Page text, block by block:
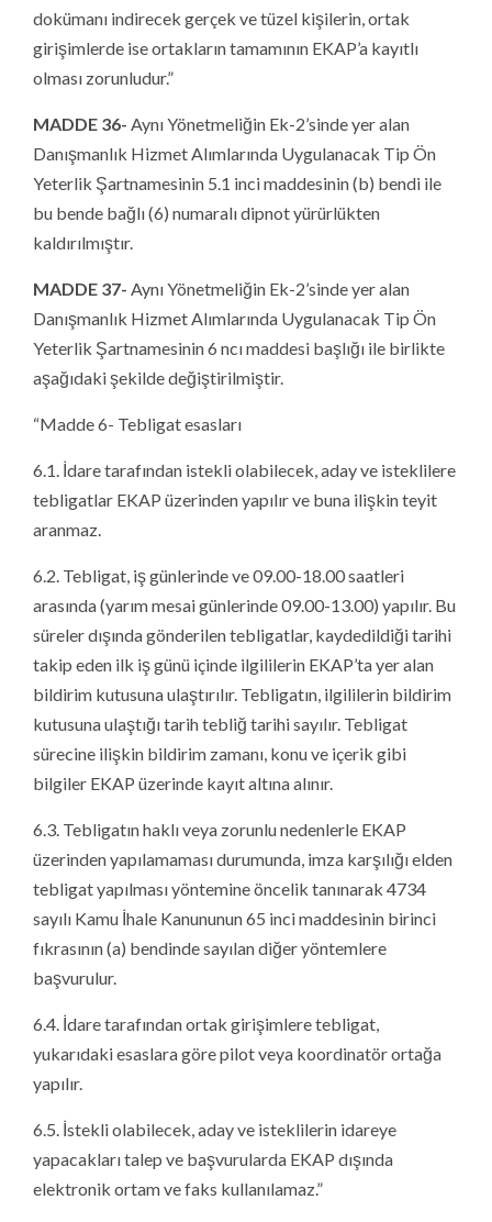
dokümanı indirecek gerçek ve tüzel kişilerin, ortak
girişimlerde ise ortakların tamamının EKAP’a kayıtlı
olması zorunludur.”
MADDE 36- Aynı Yönetmeliğin Ek-2’sinde yer alan
Danışmanlık Hizmet Alımlarında Uygulanacak Tip Ön
Yeterlik Şartnamesinin 5.1 inci maddesinin (b) bendi ile
bu bende bağlı (6) numaralı dipnot yürürlükten
kaldırılmıştır.
MADDE 37- Aynı Yönetmeliğin Ek-2’sinde yer alan
Danışmanlık Hizmet Alımlarında Uygulanacak Tip Ön
Yeterlik Şartnamesinin 6 ncı maddesi başlığı ile birlikte
aşağıdaki şekilde değiştirilmiştir.
“Madde 6- Tebligat esasları
6.1. İdare tarafından istekli olabilecek, aday ve isteklilere
tebligatlar EKAP üzerinden yapılır ve buna ilişkin teyit
aranmaz.
6.2. Tebligat, iş günlerinde ve 09.00-18.00 saatleri
arasında (yarım mesai günlerinde 09.00-13.00) yapılır. Bu
süreler dışında gönderilen tebligatlar, kaydedildiği tarihi
takip eden ilk iş günü içinde ilgililerin EKAP’ta yer alan
bildirim kutusuna ulaştırılır. Tebligatın, ilgililerin bildirim
kutusuna ulaştığı tarih tebliğ tarihi sayılır. Tebligat
sürecine ilişkin bildirim zamanı, konu ve içerik gibi
bilgiler EKAP üzerinde kayıt altına alınır.
6.3. Tebligatın haklı veya zorunlu nedenlerle EKAP
üzerinden yapılamaması durumunda, imza karşılığı elden
tebligat yapılması yöntemine öncelik tanınarak 4734
sayılı Kamu İhale Kanununun 65 inci maddesinin birinci
fıkrasının (a) bendinde sayılan diğer yöntemlere
başvurulur.
6.4. İdare tarafından ortak girişimlere tebligat,
yukarıdaki esaslara göre pilot veya koordinatör ortağa
yapılır.
6.5. İstekli olabilecek, aday ve isteklilerin idareye
yapacakları talep ve başvurularda EKAP dışında
elektronik ortam ve faks kullanılamaz.”